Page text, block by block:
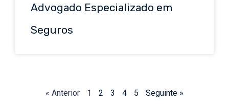
Advogado Especializado em
Seguros
« Anterior 1 2 3 4 5 Seguinte »